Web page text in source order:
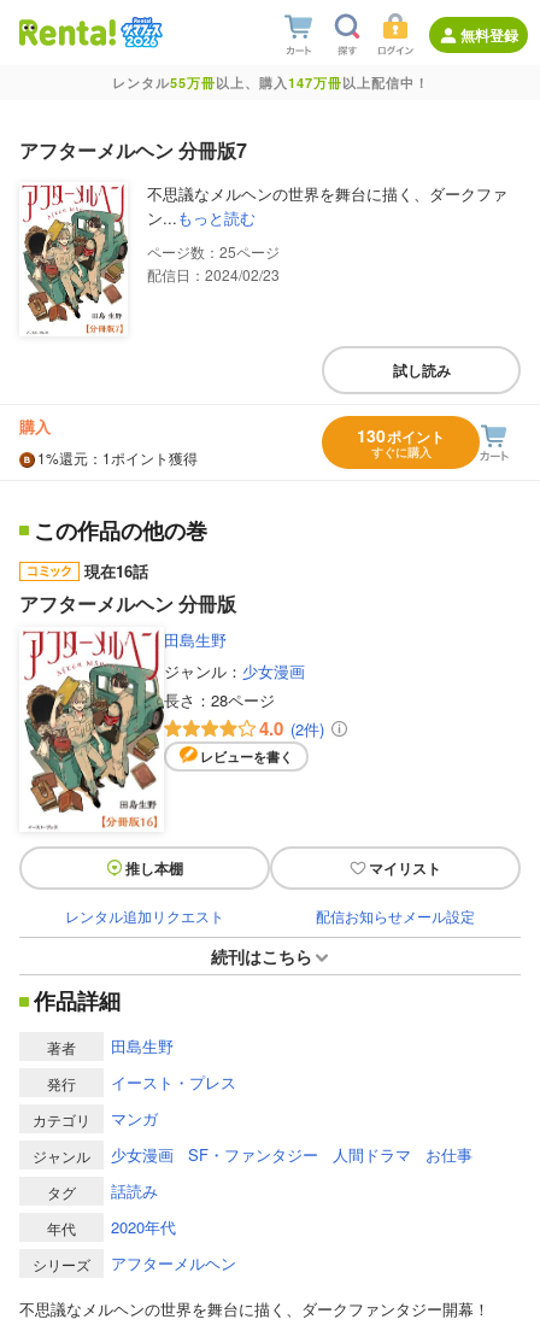
無料登録
レンタル55万冊以上、購入147万冊以上配信中！
アフターメルヘン 分冊版7
不思議なメルヘンの世界を舞台に描く、ダークファ
ン...もっと読む
25
配信日：2024/02/23
試し読み
購入
1%還元 ：1ポイント獲得
130ポイント
すぐに購入
この作品の他の巻
現在16話
アフターメルヘン 分冊版
田島生野
ジャンル： 少女漫画
長さ： 28ページ
4.0 (2件)
レビューを書く
推し本棚 マイリスト
レンタル追加リクエスト 配信お知らせメール設定
続刊はこちら
作品詳細
著者 田島生野
発行 イースト・プレス
カテゴリ マンガ
ジャンル 少女漫画 SF・ファンタジー 人間ドラマ お仕事
タグ 話読み
年代 2020年代
シリーズ
アフターメルヘン
不思議なメルヘンの世界を舞台に描く、ダークファンタジー開幕！